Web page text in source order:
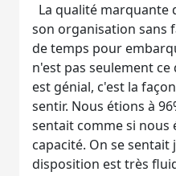
La qualité marquante
son organisation sans
de temps pour
n'est pas seulement
est génial, c'est la
sentir. Nous étions à
sentait comme si nous
capacité. On se sentait
disposition est très